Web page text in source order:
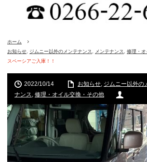
ホーム
お知らせ
ジムニー以外のメンテナンス メンテナンス
修理・
スペーシアご入庫！！
2022/10/14 お知らせ ジムニー以外の
ナンス 修理・オイル交換・その他